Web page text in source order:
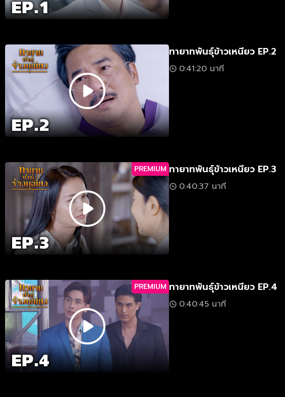
ทายาทพันธุ์ข้าวเหนียว EP.2
0:41:20 นาที
PREMIUM ทายาทพันธุ์ข้าวเหนียว EP.3
0:40:37 นาที
PREMIUM ทายาทพันธุ์ข้าวเหนียว EP.4
0:40:45 นาที